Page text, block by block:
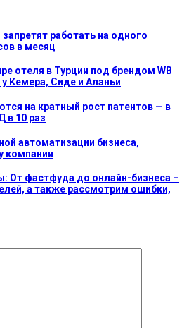
работать на одного
в месяц
отеля в Турции под брендом WB
Кемера, Сиде и Аланьи
на кратный рост патентов — в
в 10 раз
автоматизации бизнеса,
компании
От фастфуда до онлайн-бизнеса –
а также рассмотрим ошибки,